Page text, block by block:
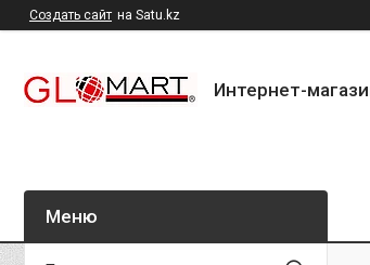
Создать сайт на Satu.kz
Интернет-